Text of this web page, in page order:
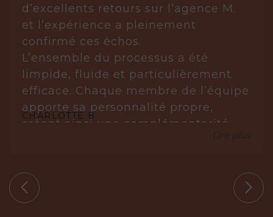
CHARLOTTE B.
d’excellents retours sur l’agence M.
et l’expérience a pleinement
confirmé ces échos.
L’ensemble du processus a été
limpide, fluide et particulièrement
efficace. Chaque membre de l’équipe
apporte sa personnalité propre,
créant ainsi une complémentarité
l’écoute. Elle analyse, anticipe et sait
s’imposer avec justesse lorsque cela
est nécessaire. Elle ne propose que